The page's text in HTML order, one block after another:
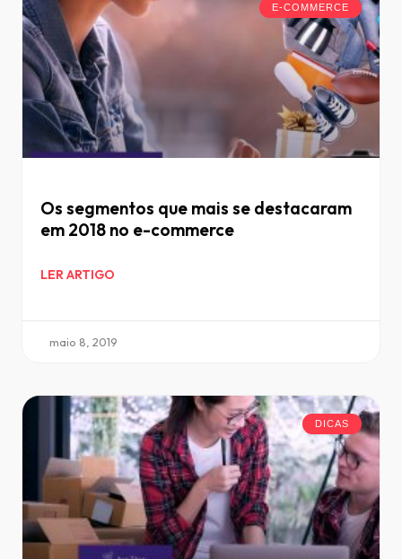
E-COMMERCE
Os segmentos que mais se destacaram
em 2018 no e-commerce
LER ARTIGO
maio 8, 2019
DICAS